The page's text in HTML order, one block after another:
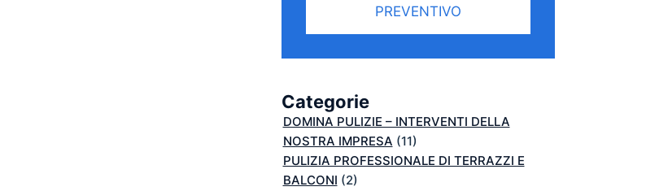
PREVENTIVO
Categorie
DOMINA PULIZIE – INTERVENTI DELLA
NOSTRA IMPRESA (11)
PULIZIA PROFESSIONALE DI TERRAZZI E
BALCONI (2)